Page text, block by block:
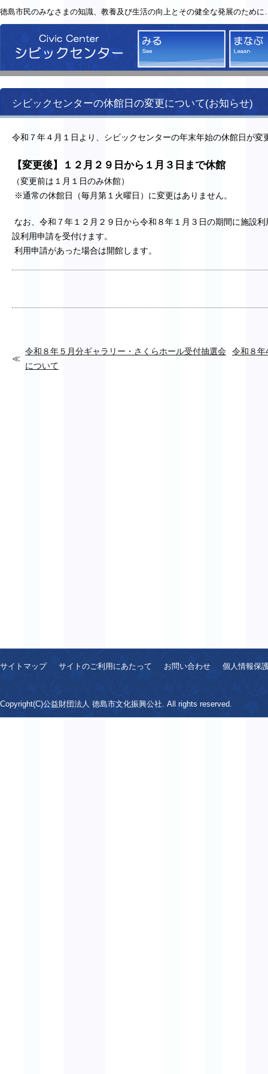
徳島市民のみなさまの知識、教養及び生活の向上とその健全な発展のため
シビックセンター
みる
シビックセンターの休館日の変更について(お知らせ)
令和７年４月１日より、シビックセンターの年末年始の休館日が変
【変更後】１２月２９日から１月３日まで休館
（変更前は１月１日のみ休館）
※通常の休館日（毎月第１火曜日）に変更はありません。
なお、令和７年１２月２９日から令和８年１月３日の期間に施設
設利用申請を受付けます。
利用申請があった場合は開館します。
令和８年５月分ギャラリー・さくらホール受付抽選会
について
令和８年
サイトマップ サイトのご利用にあたって お問い合わせ 個人情報保
Copyright(C)公益財団法人 徳島市文化振興公社. All rights reserved.